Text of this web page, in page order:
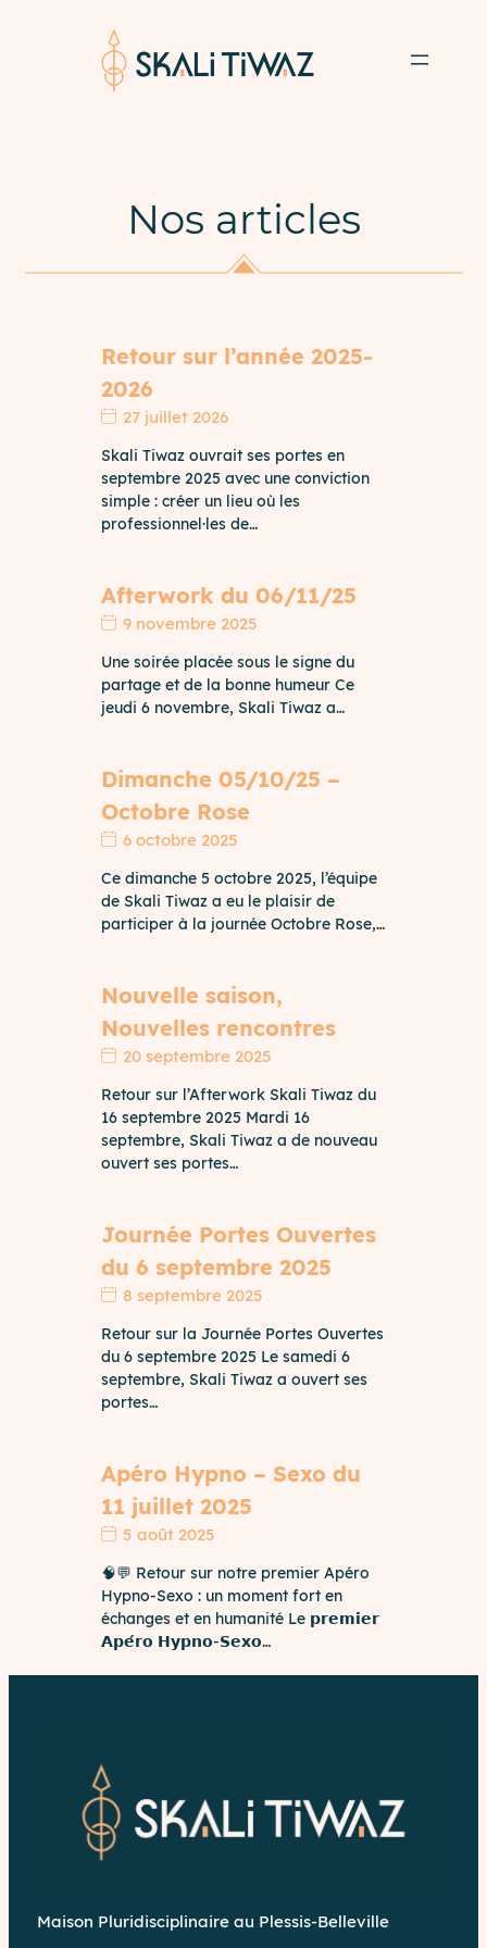
Nos articles
Retour sur l’année 2025-
2026
27 juillet 2026
Skali Tiwaz ouvrait ses portes en
septembre 2025 avec une conviction
simple : créer un lieu où les
professionnel·les de…
Afterwork du 06/11/25
9 novembre 2025
Une soirée placée sous le signe du
partage et de la bonne humeur Ce
jeudi 6 novembre, Skali Tiwaz a…
Dimanche 05/10/25 –
Octobre Rose
6 octobre 2025
Ce dimanche 5 octobre 2025, l’équipe
de Skali Tiwaz a eu le plaisir de
participer à la journée Octobre Rose,…
Nouvelle saison,
Nouvelles rencontres
20 septembre 2025
Retour sur l’Afterwork Skali Tiwaz du
16 septembre 2025 Mardi 16
septembre, Skali Tiwaz a de nouveau
ouvert ses portes…
Journée Portes Ouvertes
du 6 septembre 2025
8 septembre 2025
Retour sur la Journée Portes Ouvertes
du 6 septembre 2025 Le samedi 6
septembre, Skali Tiwaz a ouvert ses
portes…
Apéro Hypno – Sexo du
11 juillet 2025
5 août 2025
🧠💬 Retour sur notre premier Apéro
Hypno-Sexo : un moment fort en
échanges et en humanité Le 𝗽𝗿𝗲𝗺𝗶𝗲𝗿
𝗔𝗽𝗲́𝗿𝗼 𝗛𝘆𝗽𝗻𝗼-𝗦𝗲𝘅𝗼…
Maison Pluridisciplinaire au Plessis-Belleville